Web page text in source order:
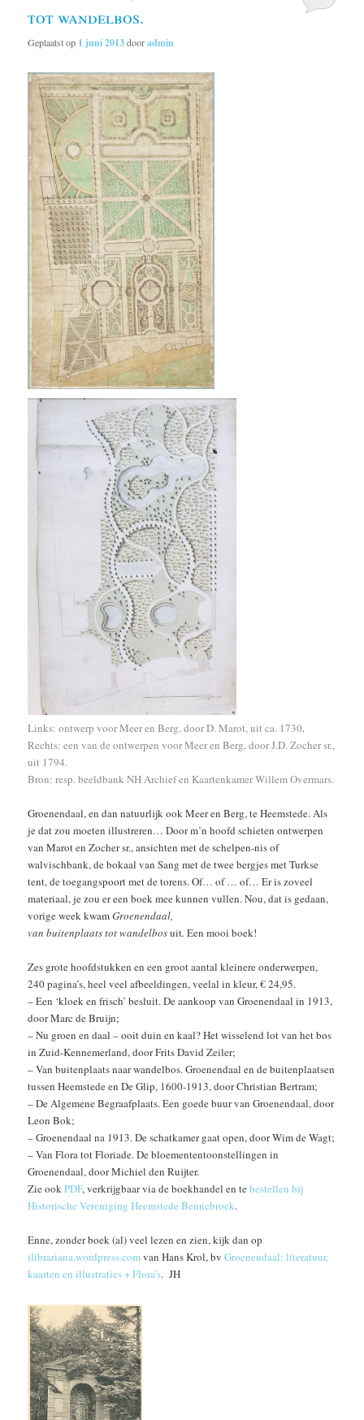
tot wandelbos.
Geplaatst op 1 juni 2013dooradmin
Links: ontwerp voor Meer en Berg, door D. Marot, uit ca. 1730.
Rechts: een van de ontwerpen voor Meer en Berg, door J.D. Zocher sr.,
uit 1794.
Bron: resp. beeldbank NH Archief en Kaartenkamer Willem Overmars.
Groenendaal, en dan natuurlijk ook Meer en Berg, te Heemstede. Als
je dat zou moeten illustreren… Door m’n hoofd schieten ontwerpen
van Marot en Zocher sr., ansichten met de schelpen-nis of
walvischbank, de bokaal van Sang met de twee bergjes met Turkse
tent, de toegangspoort met de torens. Of… of … of… Er is zoveel
materiaal, je zou er een boek mee kunnen vullen. Nou, dat is gedaan,
vorige week kwamGroenendaal,
van buitenplaats tot wandelbosuit. Een mooi boek!
Zes grote hoofdstukken en een groot aantal kleinere onderwerpen,
240 pagina’s, heel veel afbeeldingen, veelal in kleur, € 24,95.
– Een ‘kloek en frisch’ besluit. De aankoop van Groenendaal in 1913,
door Marc de Bruijn;
– Nu groen en daal – ooit duin en kaal? Het wisselend lot van het bos
in Zuid-Kennemerland, door Frits David Zeiler;
– Van buitenplaats naar wandelbos. Groenendaal en de buitenplaatsen
tussen Heemstede en De Glip, 1600-1913, door Christian Bertram;
– De Algemene Begraafplaats. Een goede buur van Groenendaal, door
Leon Bok;
– Groenendaal na 1913. De schatkamer gaat open, door Wim de Wagt;
– Van Flora tot Floriade. De bloemententoonstellingen in
Groenendaal, door Michiel den Ruijter.
Zie ookPDF, verkrijgbaar via de boekhandel en tebestellen bij
Historische Vereniging Heemstede Bennebroek.
Enne, zonder boek (al) veel lezen en zien, kijk dan op
ilibrariana.wordpress.comvan Hans Krol, bvGroenendaal: literatuur,
kaarten en illustraties + Flora’s. JH